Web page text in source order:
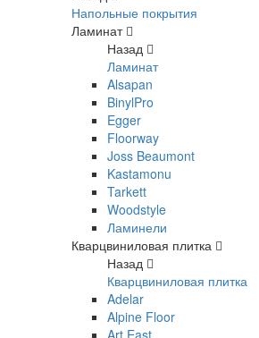
Напольные покрытия
Ламинат
Назад
Ламинат
Alsapan
BinylPro
Egger
Floorway
Joss Beaumont
Kastamonu
Tarkett
Woodstyle
Ламинели
Кварцвиниловая плитка
Назад
Кварцвиниловая плитка
Adelar
Alpine Floor